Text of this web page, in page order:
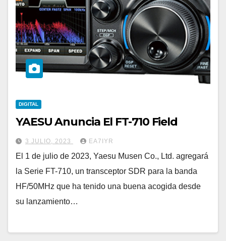
DIGITAL
YAESU Anuncia El FT-710 Field
3 JULIO, 2023 EA7IYR
El 1 de julio de 2023, Yaesu Musen Co., Ltd. agregará
la Serie FT-710, un transceptor SDR para la banda
HF/50MHz que ha tenido una buena acogida desde
su lanzamiento…